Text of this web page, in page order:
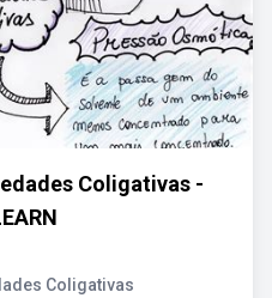
Coligativas -
Coligativas